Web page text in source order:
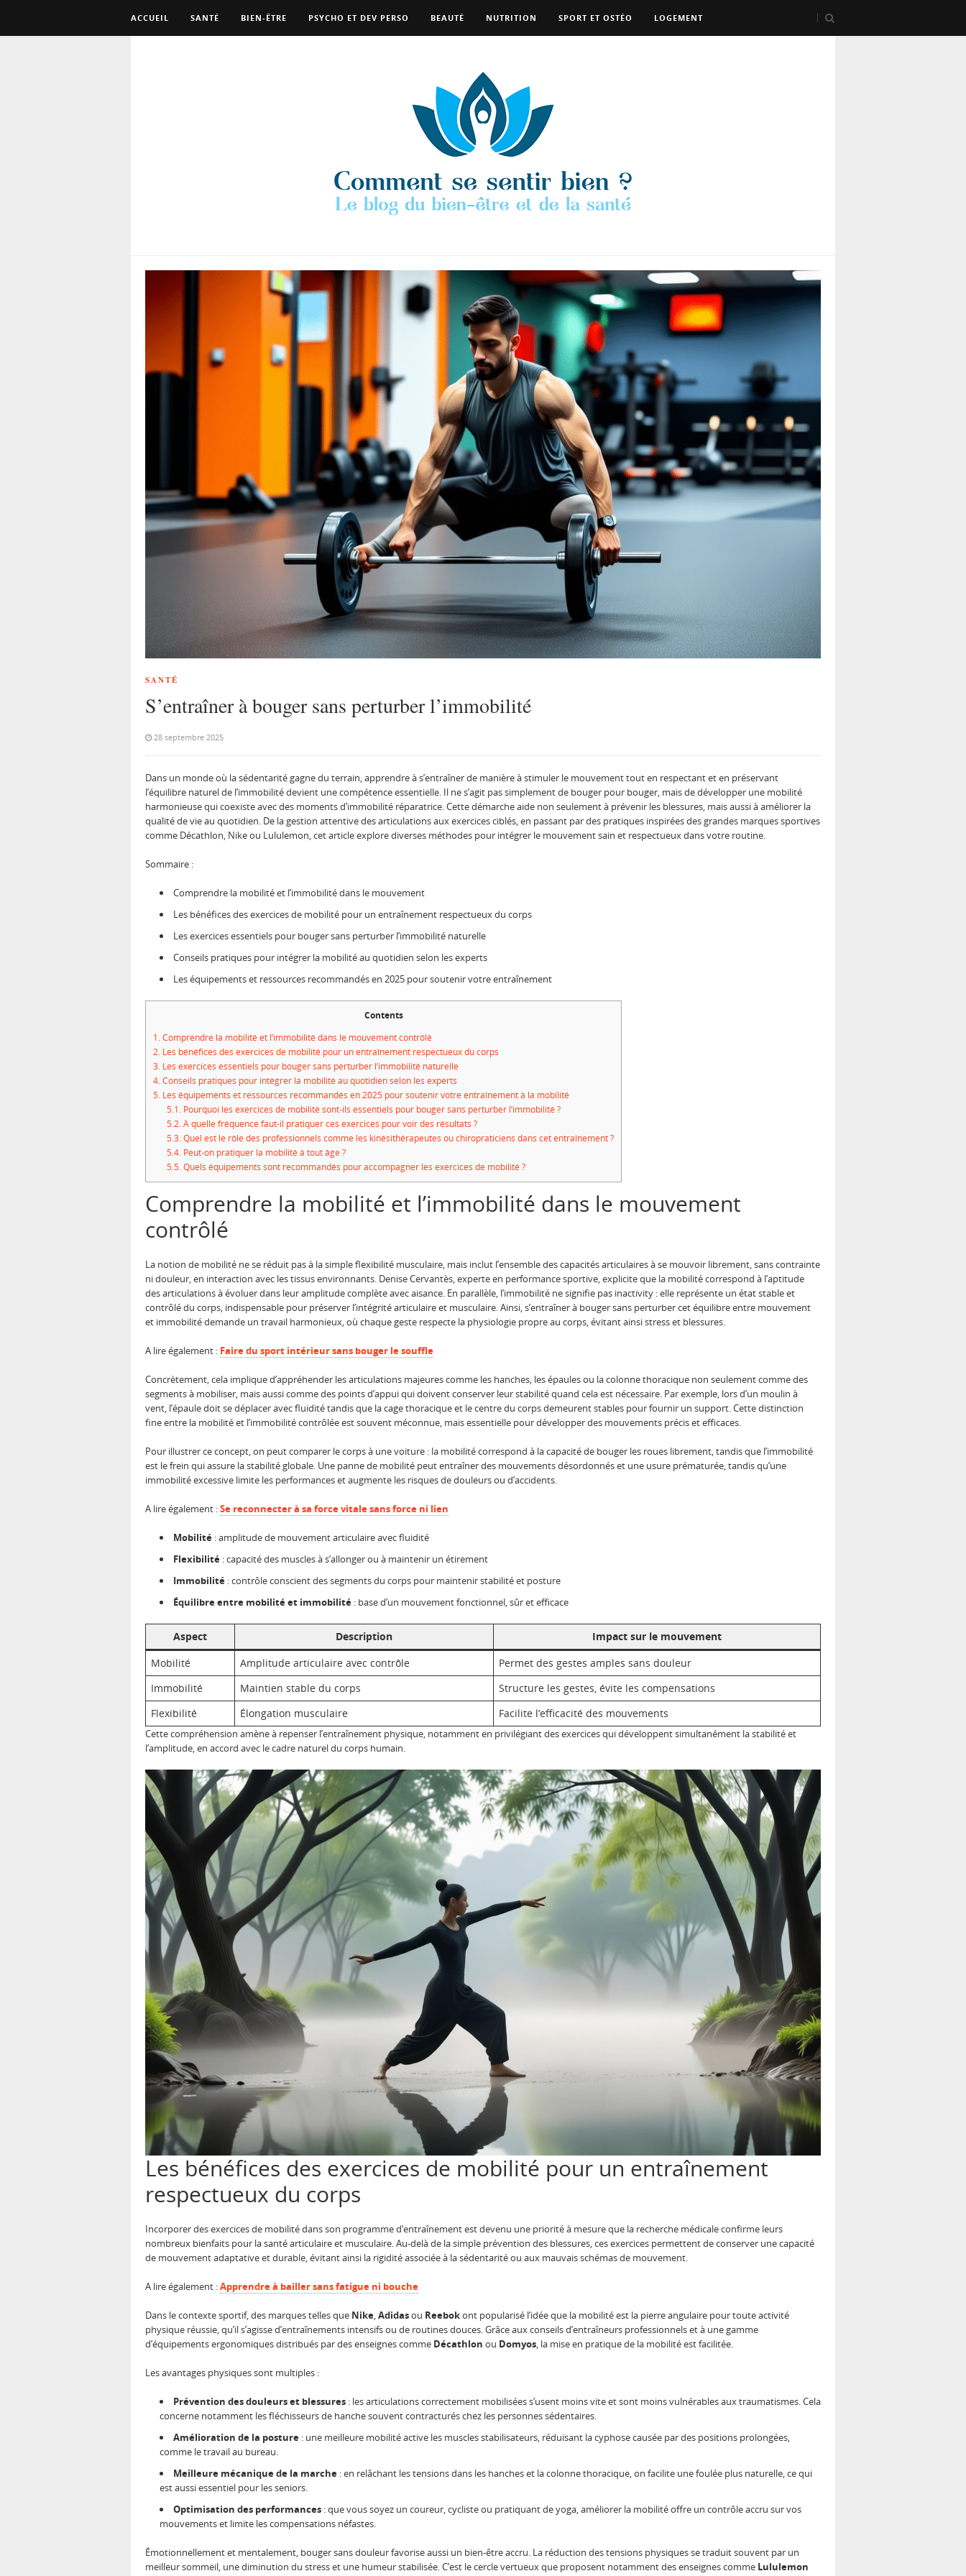
ACCUEIL SANTÉ BIEN-ÊTRE PSYCHO ET DEV PERSO BEAUTÉ NUTRITION SPORT ET OSTÉO LOGEMENT
SANTÉ
S’entraîner à bouger sans perturber l’immobilité
28 septembre 2025
Dans un monde où la sédentarité gagne du terrain, apprendre à s’entraîner de manière à stimuler le mouvement tout en respectant et en préservant
l’équilibre naturel de l’immobilité devient une compétence essentielle. Il ne s’agit pas simplement de bouger pour bouger, mais de développer une mobilité
harmonieuse qui coexiste avec des moments d’immobilité réparatrice. Cette démarche aide non seulement à prévenir les blessures, mais aussi à améliorer la
qualité de vie au quotidien. De la gestion attentive des articulations aux exercices ciblés, en passant par des pratiques inspirées des grandes marques sportives
comme Décathlon, Nike ou Lululemon, cet article explore diverses méthodes pour intégrer le mouvement sain et respectueux dans votre routine.
Sommaire :
Comprendre la mobilité et l’immobilité dans le mouvement
Les bénéfices des exercices de mobilité pour un entraînement respectueux du corps
Les exercices essentiels pour bouger sans perturber l’immobilité naturelle
Conseils pratiques pour intégrer la mobilité au quotidien selon les experts
Les équipements et ressources recommandés en 2025 pour soutenir votre entraînement
Contents
1.Comprendre la mobilité et l’immobilité dans le mouvement contrôlé
2. Les bénéfices des exercices de mobilité pour un entraînement respectueux du corps
3. Les exercices essentiels pour bouger sans perturber l’immobilité naturelle
4.Conseils pratiques pour intégrer la mobilité au quotidien selon les experts
5. Les équipements et ressources recommandés en 2025 pour soutenir votre entraînement à la mobilité
5.1.Pourquoi les exercices de mobilité sont-ils essentiels pour bouger sans perturber l’immobilité ?
5.2.À quelle fréquence faut-il pratiquer ces exercices pour voir des résultats ?
5.3.Quel est le rôle des professionnels comme les kinésithérapeutes ou chiropraticiens dans cet entraînement ?
5.4.Peut-on pratiquer la mobilité à tout âge ?
5.5.Quels équipements sont recommandés pour accompagner les exercices de mobilité ?
Comprendre la mobilité et l’immobilité dans le mouvement
contrôlé
La notion de mobilité ne se réduit pas à la simple flexibilité musculaire, mais inclut l’ensemble des capacités articulaires à se mouvoir librement, sans contrainte
ni douleur, en interaction avec les tissus environnants. Denise Cervantès, experte en performance sportive, explicite que la mobilité correspond à l’aptitude
des articulations à évoluer dans leur amplitude complète avec aisance. En parallèle, l’immobilité ne signifie pas inactivity : elle représente un état stable et
contrôlé du corps, indispensable pour préserver l’intégrité articulaire et musculaire. Ainsi, s’entraîner à bouger sans perturber cet équilibre entre mouvement
et immobilité demande un travail harmonieux, où chaque geste respecte la physiologie propre au corps, évitant ainsi stress et blessures.
A lire également : Faire du sport intérieur sans bouger le souffle
Concrètement, cela implique d’appréhender les articulations majeures comme les hanches, les épaules ou la colonne thoracique non seulement comme des
segments à mobiliser, mais aussi comme des points d’appui qui doivent conserver leur stabilité quand cela est nécessaire. Par exemple, lors d’un moulin à
vent, l’épaule doit se déplacer avec fluidité tandis que la cage thoracique et le centre du corps demeurent stables pour fournir un support. Cette distinction
fine entre la mobilité et l’immobilité contrôlée est souvent méconnue, mais essentielle pour développer des mouvements précis et efficaces.
Pour illustrer ce concept, on peut comparer le corps à une voiture : la mobilité correspond à la capacité de bouger les roues librement, tandis que l’immobilité
est le frein qui assure la stabilité globale. Une panne de mobilité peut entraîner des mouvements désordonnés et une usure prématurée, tandis qu’une
immobilité excessive limite les performances et augmente les risques de douleurs ou d’accidents.
A lire également :Se reconnecter à sa force vitale sans force ni lien
Mobilité : amplitude de mouvement articulaire avec fluidité
Flexibilité : capacité des muscles à s’allonger ou à maintenir un étirement
Immobilité : contrôle conscient des segments du corps pour maintenir stabilité et posture
Équilibre entre mobilité et immobilité : base d’un mouvement fonctionnel, sûr et efficace
Aspect Description
Impact sur le mouvement
Mobilité
Amplitude articulaire avec contrôle
Permet des gestes amples sans douleur
Immobilité
Maintien stable du corps
Structure les gestes, évite les compensations
Flexibilité
Élongation musculaire Facilite l’efficacité des mouvements
Cette compréhension amène à repenser l’entraînement physique, notamment en privilégiant des exercices qui développent simultanément la stabilité et
l’amplitude, en accord avec le cadre naturel du corps humain.
Les bénéfices des exercices de mobilité pour un entraînement
respectueux du corps
Incorporer des exercices de mobilité dans son programme d’entraînement est devenu une priorité à mesure que la recherche médicale confirme leurs
nombreux bienfaits pour la santé articulaire et musculaire. Au-delà de la simple prévention des blessures, ces exercices permettent de conserver une capacité
de mouvement adaptative et durable, évitant ainsi la rigidité associée à la sédentarité ou aux mauvais schémas de mouvement.
A lire également :Apprendre à bailler sans fatigue ni bouche
Dans le contexte sportif, des marques telles que Nike,Adidasou Reebokont popularisé l’idée que la mobilité est la pierre angulaire pour toute activité
physique réussie, qu’il s’agisse d’entraînements intensifs ou de routines douces. Grâce aux conseils d’entraîneurs professionnels et à une gamme
d’équipements ergonomiques distribués par des enseignes comme Décathlon ou Domyos, la mise en pratique de la mobilité est facilitée.
Les avantages physiques sont multiples :
Prévention des douleurs et blessures : les articulations correctement mobilisées s’usent moins vite et sont moins vulnérables aux traumatismes. Cela
concerne notamment les fléchisseurs de hanche souvent contracturés chez les personnes sédentaires.
Amélioration de la posture : une meilleure mobilité active les muscles stabilisateurs, réduisant la cyphose causée par des positions prolongées,
comme le travail au bureau.
Meilleure mécanique de la marche : en relâchant les tensions dans les hanches et la colonne thoracique, on facilite une foulée plus naturelle, ce qui
est aussi essentiel pour les seniors.
Optimisation des performances : que vous soyez un coureur, cycliste ou pratiquant de yoga, améliorer la mobilité offre un contrôle accru sur vos
mouvements et limite les compensations néfastes.
Émotionnellement et mentalement, bouger sans douleur favorise aussi un bien-être accru. La réduction des tensions physiques se traduit souvent par un
meilleur sommeil, une diminution du stress et une humeur stabilisée. C’est le cercle vertueux que proposent notamment des enseignes comme Lululemon